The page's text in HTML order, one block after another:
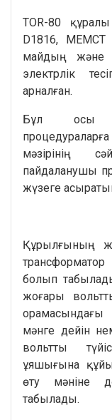
TOR-80
D1816, МЕМСТ
майдың және
электрлік
арналған.
Бұл осы
мәзірінің
пайдаланушы
жүзеге
Құрылғының
болып
жоғары
мәнге дейін
вольтты
ұяшығына
өту мәніне
табылады.